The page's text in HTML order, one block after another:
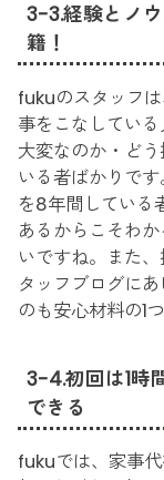
3-3.経験とノ
籍！
fukuのスタッフ
事をこなしてい
大変なのか・ど
いる者ばかりで
を8年間している
あるからこそわ
いですね。また
タッフブログに
のも安心材料の1つ
3-4.初回は1時
できる
fukuでは、家事